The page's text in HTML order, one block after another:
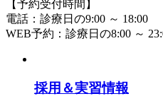
【予約受付時間】
電話：診療日の9:00 ～ 18:00
WEB予約：診療日の8:00 ～
採用＆実習情報